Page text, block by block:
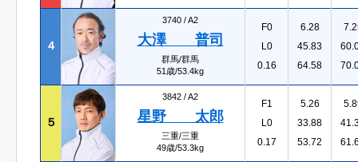
４
3740 /A2
大澤 普司
群馬/群馬
51歳/53.4kg
F0
L0
0.16
6.28
45.83
64.58
５
3842 /A2
星野 太郎
三重/三重
49歳/53.3kg
F1
L0
0.17
5.26
33.88
53.72